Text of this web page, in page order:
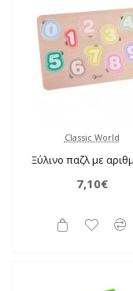
Classic World
Ξύλινο παζλ με
7,10€